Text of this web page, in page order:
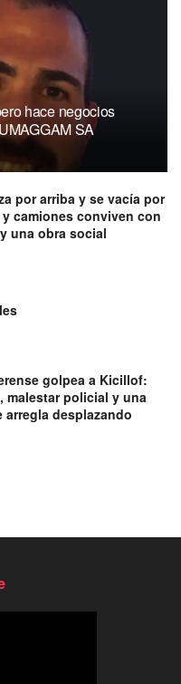
hace negocios
SA
por arriba y se vacía por
camiones conviven con
una obra social
golpea a Kicillof:
malestar policial y una
desplazando